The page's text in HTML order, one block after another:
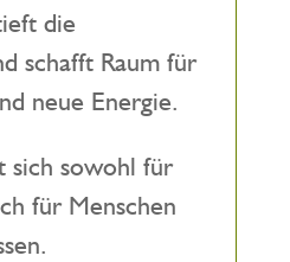
die
schafft Raum für
neue Energie.
sich sowohl für
für Menschen